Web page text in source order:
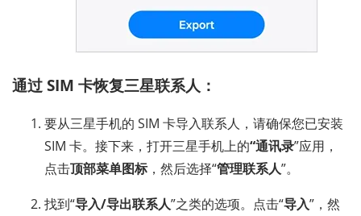
通过 SIM 卡恢复三星联系人：
要从三星手机的 SIM 卡导入联系人，请确保您已安装
SIM 卡。接下来，打开三星手机上的“通讯录”应用，
点击顶部菜单图标，然后选择“管理联系人”。
找到“导入/导出联系人”之类的选项。点击“导入”，然